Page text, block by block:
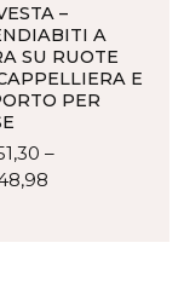
–
A
SU RUOTE
E
PER
–